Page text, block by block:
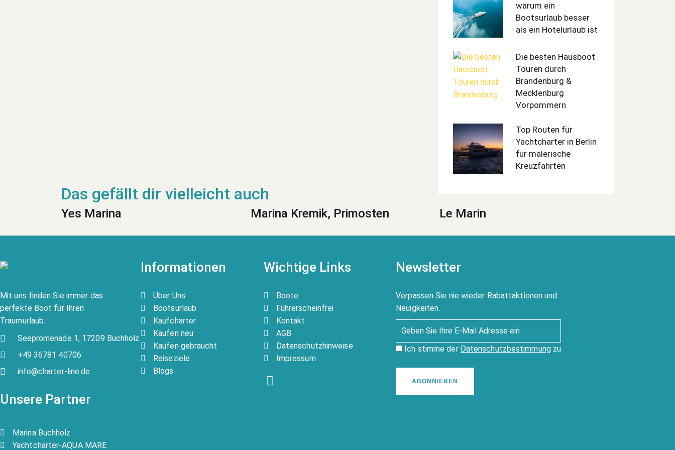
warum ein
Bootsurlaub besser
als ein Hotelurlaub ist
Die besten Hausboot
Touren durch
Brandenburg &
Mecklenburg
Vorpommern
Top Routen für
Yachtcharter in Berlin
für malerische
Kreuzfahrten
Yes Marina Marina Kremik, Primosten Le Marin
Mit uns finden Sie immer das
perfekte Boot für Ihren
Traumurlaub.
Seepromenade 1, 17209 Buchholz
+49 36781 40706
info@charter-line.de
Unsere Partner
Marina Buchholz
Yachtcharter-AQUA MARE
Informationen
Über Uns
Bootsurlaub
Kaufcharter
Kaufen neu
Kaufen gebraucht
Reiseziele
Blogs
Wichtige Links
Boote
Führerscheinfrei
Kontakt
AGB
Datenschutzhinweise
Impressum
Newsletter
Verpassen Sie nie wieder Rabattaktionen und
Neuigkeiten.
Ich stimme der Datenschutzbestimmungzu
ABONNIEREN